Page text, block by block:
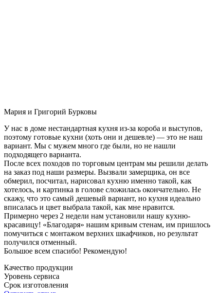
Мария и Григорий Бурковы
У нас в доме нестандартная кухня из-за короба и выступов,
поэтому готовые кухни (хоть они и дешевле) — это не наш
вариант. Мы с мужем много где были, но не нашли
подходящего варианта.
После всех походов по торговым центрам мы решили делать
на заказ под наши размеры. Вызвали замерщика, он все
обмерил, посчитал, нарисовал кухню именно такой, как
хотелось, и картинка в голове сложилась окончательно. Не
скажу, что это самый дешевый вариант, но кухня идеально
вписалась и цвет выбрала такой, как мне нравится.
Примерно через 2 недели нам установили нашу кухню-
красавицу! «Благодаря» нашим кривым стенам, им пришлось
помучиться с монтажом верхних шкафчиков, но результат
получился отменный.
Большое всем спасибо! Рекомендую!
Качество продукции
Уровень сервиса
Срок изготовления